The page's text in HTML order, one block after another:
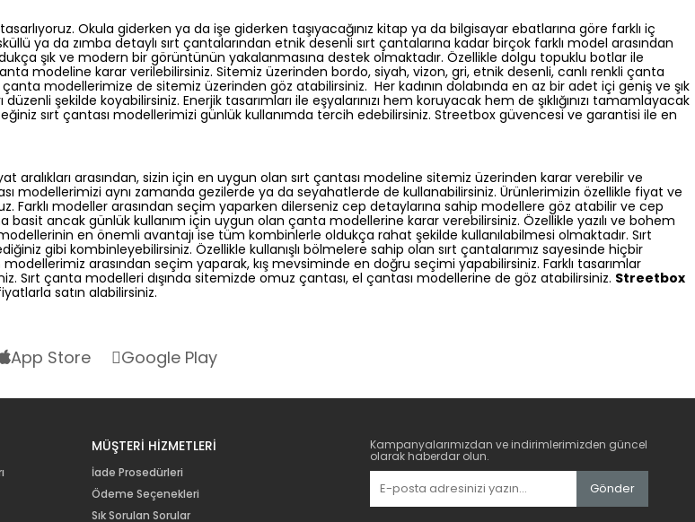
Okula giderken ya da işe giderken taşıyacağınız kitap ya da bilgisayar ebatlarına göre farklı iç
ya da zımba detaylı sırt çantalarından etnik desenli sırt çantalarına kadar birçok farklı model arasından
şık ve modern bir görüntünün yakalanmasına destek olmaktadır. Özellikle dolgu topuklu botlar ile
modeline karar verilebilirsiniz. Sitemiz üzerinden bordo, siyah, vizon, gri, etnik desenli, canlı renkli çanta
modellerimize de sitemiz üzerinden göz atabilirsiniz. Her kadının dolabında en az bir adet içi geniş ve şık
şekilde koyabilirsiniz. Enerjik tasarımları ile eşyalarınızı hem koruyacak hem de şıklığınızı tamamlayacak
sırt çantası modellerimizi günlük kullanımda tercih edebilirsiniz. Streetbox güvencesi ve garantisi ile en
arasından, sizin için en uygun olan sırt çantası modeline sitemiz üzerinden karar verebilir ve
modellerimizi aynı zamanda gezilerde ya da seyahatlerde de kullanabilirsiniz. Ürünlerimizin özellikle fiyat ve
Farklı modeller arasından seçim yaparken dilerseniz cep detaylarına sahip modellere göz atabilir ve cep
basit ancak günlük kullanım için uygun olan çanta modellerine karar verebilirsiniz. Özellikle yazılı ve bohem
en önemli avantajı ise tüm kombinlerle oldukça rahat şekilde kullanılabilmesi olmaktadır. Sırt
gibi kombinleyebilirsiniz. Özellikle kullanışlı bölmelere sahip olan sırt çantalarımız sayesinde hiçbir
arasından seçim yaparak, kış mevsiminde en doğru seçimi yapabilirsiniz. Farklı tasarımlar
çanta modelleri dışında sitemizde omuz çantası, el çantası modellerine de göz atabilirsiniz. Streetbox
satın alabilirsiniz.
App Store Google Play
MÜŞTERİ HİZMETLERİ
İade Prosedürleri
Ödeme Seçenekleri
Sık Sorulan Sorular
Kampanyalarımızdan ve indirimlerimizden güncel
olarak haberdar olun.
Gönder